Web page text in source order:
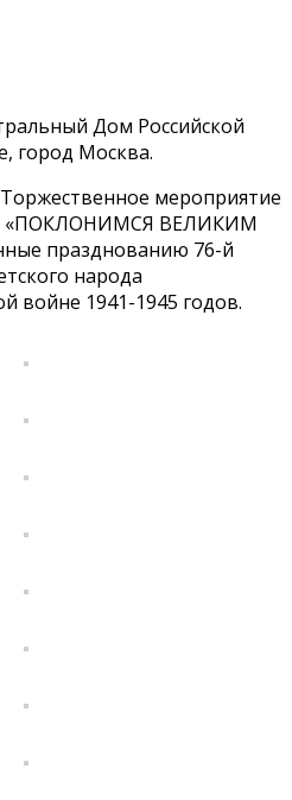
Дом Российской
город Москва.
мероприятие
«ПОКЛОНИМСЯ ВЕЛИКИМ
празднованию 76-й
народа
войне 1941-1945 годов.